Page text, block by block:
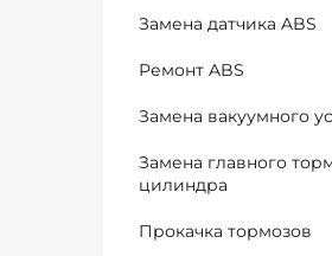
Замена датчика ABS
Ремонт ABS
Замена вакуумного
Замена главного
цилиндра
Прокачка тормозов